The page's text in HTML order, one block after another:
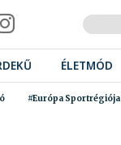
ÉLETMÓD
#Európa Sportrégiója